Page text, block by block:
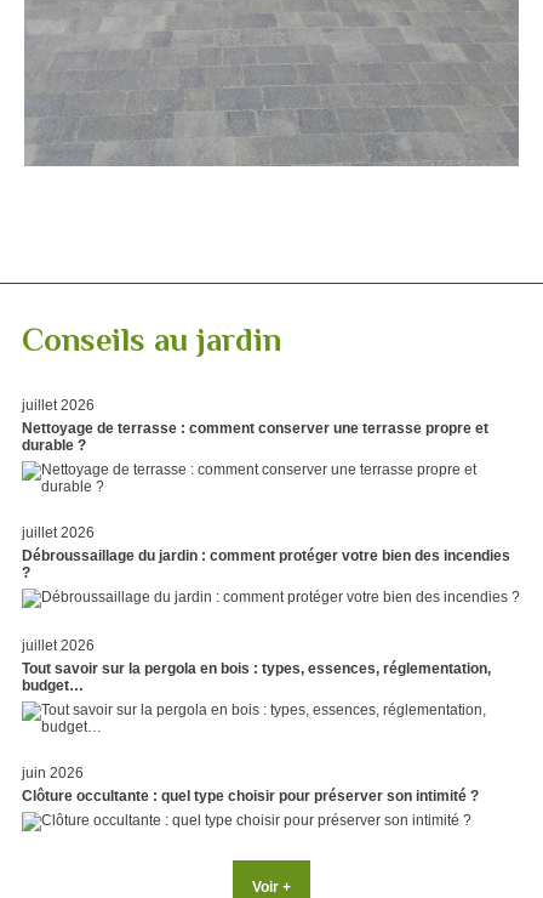
Conseils au jardin
juillet 2026
Nettoyage de terrasse : comment conserver une terrasse propre et
durable ?
juillet 2026
Débroussaillage du jardin : comment protéger votre bien des incendies
?
juillet 2026
Tout savoir sur la pergola en bois : types, essences, réglementation,
budget…
juin 2026
Clôture occultante : quel type choisir pour préserver son intimité ?
Voir +